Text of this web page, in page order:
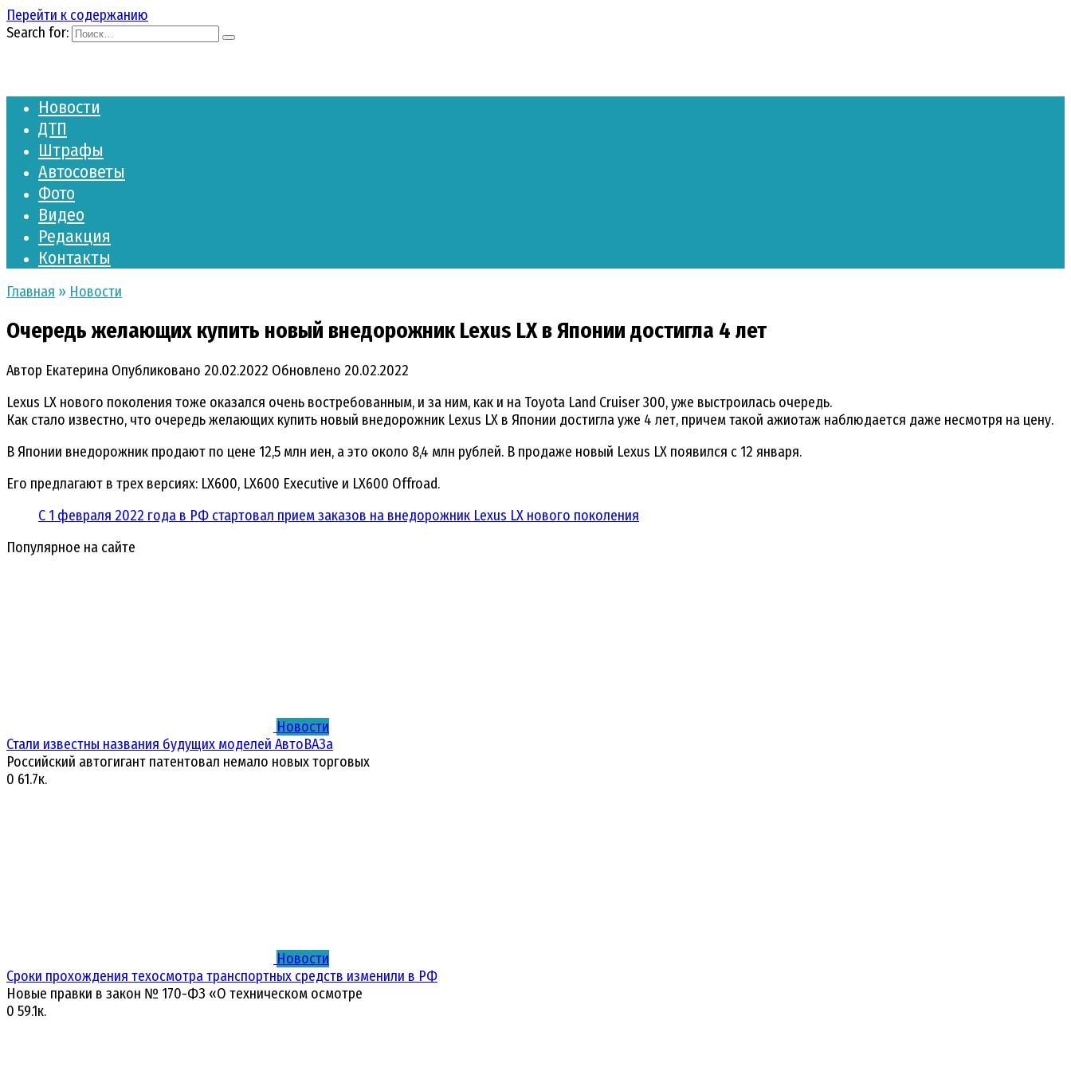
Перейти к содержанию
Search for:
Новости
ДТП
Штрафы
Автосоветы
Фото
Видео
Редакция
Контакты
Главная » Новости
Очередь желающих купить новый внедорожник Lexus LX в Японии достигла 4 лет
Автор Екатерина Опубликовано 20.02.2022 Обновлено 20.02.2022
Lexus LX нового поколения тоже оказался очень востребованным, и за ним, как и на Toyota Land Cruiser 300, уже выстроилась очередь.
Как стало известно, что очередь желающих купить новый внедорожник Lexus LX в Японии достигла уже 4 лет, причем такой ажиотаж наблюдается даже несмотря на цену.
В Японии внедорожник продают по цене 12,5 млн иен, а это около 8,4 млн рублей. В продаже новый Lexus LX появился с 12 января.
Его предлагают в трех версиях: LX600, LX600 Executive и LX600 Offroad.
С 1 февраля 2022 года в РФ стартовал прием заказов на внедорожник Lexus LX нового поколения
Популярное на сайте
Новости
Стали известны названия будущих моделей АвтоВАЗа
Российский автогигант патентовал немало новых торговых
0 61.7к.
Новости
Сроки прохождения техосмотра транспортных средств изменили в РФ
Новые правки в закон № 170-ФЗ «О техническом осмотре
0 59.1к.